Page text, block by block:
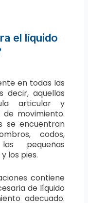
el líquido
en todas las
decir, aquellas
articular y
movimiento.
se encuentran
codos,
pequeñas
los pies.
contiene
de líquido
adecuado.